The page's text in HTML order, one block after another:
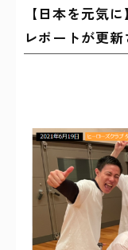
【日本を元気
レポートが更新